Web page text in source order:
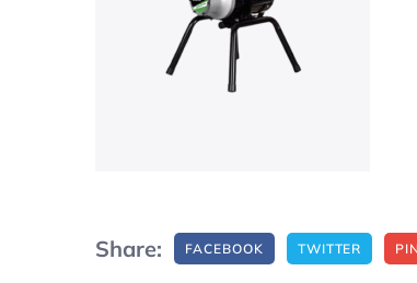
Share: FACEBOOK TWITTER